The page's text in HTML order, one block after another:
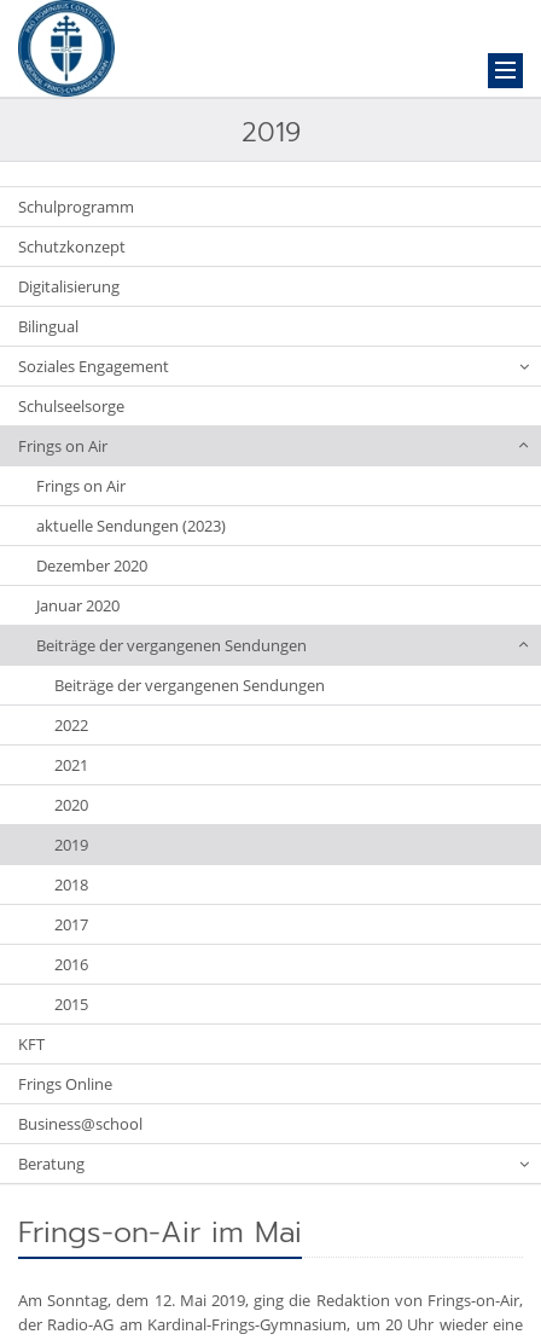
2019
Schulprogramm
Schutzkonzept
Digitalisierung
Bilingual
Soziales Engagement
Schulseelsorge
Frings on Air
Frings on Air
aktuelle Sendungen (2023)
Dezember 2020
Januar 2020
Beiträge der vergangenen Sendungen
Beiträge der vergangenen Sendungen
2022
2021
2020
2019
2018
2017
2016
2015
KFT
Frings Online
Business@school
Beratung
Frings-on-Air im Mai
Am Sonntag, dem 12. Mai 2019, ging die Redaktion von Frings-on-Air,
der Radio-AG am Kardinal-Frings-Gymnasium, um 20 Uhr wieder eine